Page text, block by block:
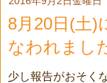
8月20日(土)
なわれまし
少し報告がおそく